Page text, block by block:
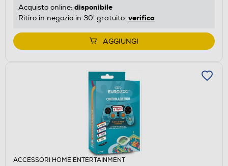
Acquisto online: disponibile
Ritiro in negozio in 30' gratuito: verifica
AGGIUNGI
ACCESSORI HOME ENTERTAINMENT